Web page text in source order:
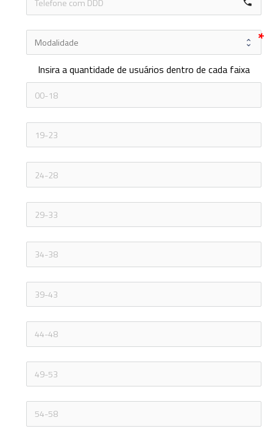
Insira a quantidade de usuários dentro de cada faixa